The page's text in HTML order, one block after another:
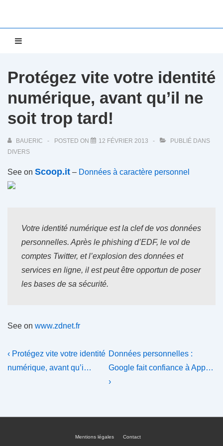
Protégez vite votre identité
numérique, avant qu’il ne
soit trop tard!
BAUERIC POSTED ON 12 FÉVRIER 2013
PUBLIÉ DANS
DIVERS
See on Scoop.it – Données à caractère personnel
Votre identité numérique est la clef de vos données
personnelles. Après le phishing d’EDF, le vol de
comptes Twitter, et l’explosion des données et
services en ligne, il est peut être opportun de poser
les bases de sa sécurité.
See on www.zdnet.fr
Navigation
de
Previous
Post
‹ Protégez vite votre identité
numérique, avant qu’i…
Next
Post
is
Données personnelles :
Google fait confiance à App…
›
Menu
Mentions légales Contact